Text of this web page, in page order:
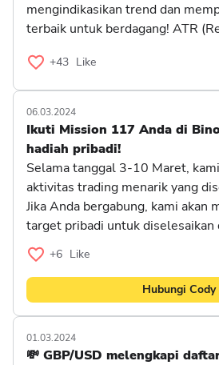
mengindikasikan trend dan
terbaik untuk berdagang! ATR
+43 Like
06.03.2024
Ikuti Mission 117 Anda di
hadiah pribadi!
Selama tanggal 3-10 Maret,
aktivitas trading menarik yang
Jika Anda bergabung, kami akan
target pribadi untuk diselesaikan
+6 Like
Hubungi Cody
01.03.2024
💸 GBP/USD melengkapi